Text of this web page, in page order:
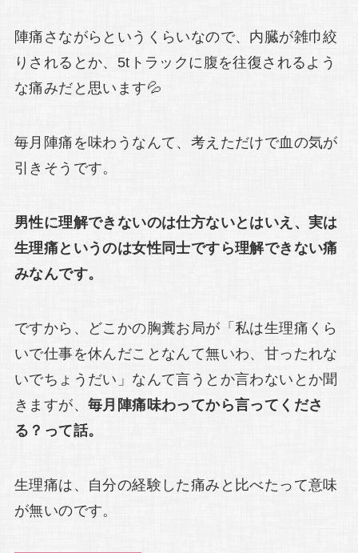
陣痛さながらというくらいなので、内臓が雑巾絞
りされるとか、5tトラックに腹を往復されるよう
な痛みだと思います💦
毎月陣痛を味わうなんて、考えただけで血の気が
引きそうです。
男性に理解できないのは仕方ないとはいえ、実は
生理痛というのは女性同士ですら理解できない痛
みなんです。
ですから、どこかの胸糞お局が「私は生理痛くら
いで仕事を休んだことなんて無いわ、甘ったれな
いでちょうだい」なんて言うとか言わないとか聞
きますが、 毎月陣痛味わってから言ってくださ
る？って話。
生理痛は、自分の経験した痛みと比べたって意味
が無いのです。